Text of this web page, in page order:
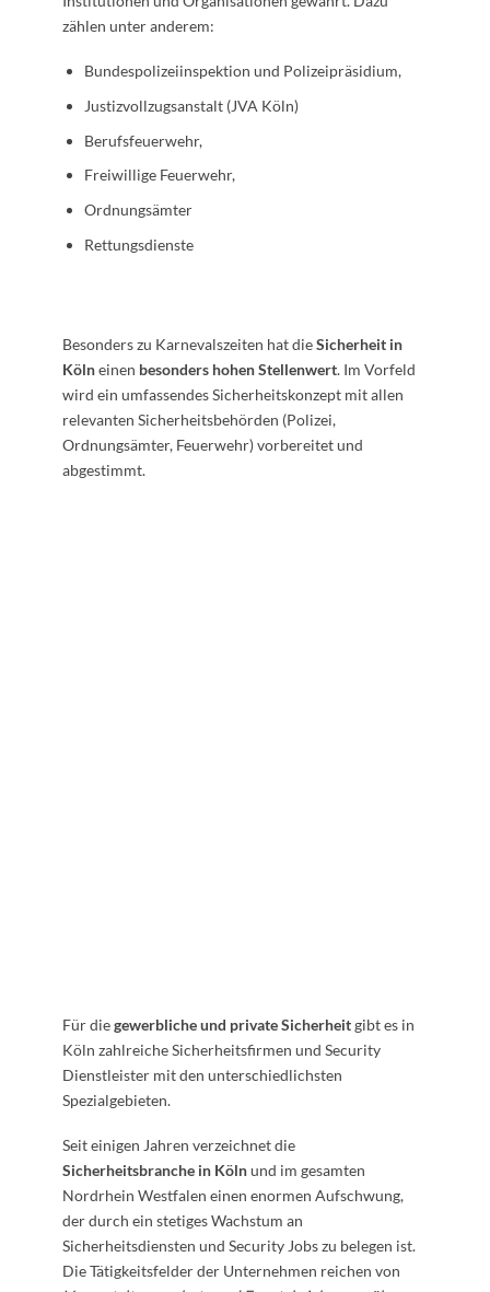
zählen unter anderem:
Bundespolizeiinspektion und Polizeipräsidium,
Justizvollzugsanstalt (JVA Köln)
Berufsfeuerwehr,
Freiwillige Feuerwehr,
Ordnungsämter
Rettungsdienste
Besonders zu Karnevalszeiten hat dieSicherheit in
Kölneinen besonders hohen Stellenwert. Im Vorfeld
wird ein umfassendes Sicherheitskonzept mit allen
relevanten Sicherheitsbehörden (Polizei,
Ordnungsämter, Feuerwehr) vorbereitet und
abgestimmt.
Für diegewerbliche und private Sicherheitgibt es in
Köln zahlreiche Sicherheitsfirmen und Security
Dienstleister mit den unterschiedlichsten
Spezialgebieten.
Seit einigen Jahren verzeichnet die
Sicherheitsbranche in Kölnund im gesamten
Nordrhein Westfalen einen enormen Aufschwung,
der durch ein stetiges Wachstum an
Sicherheitsdiensten und Security Jobs zu belegen ist.
Die Tätigkeitsfelder der Unternehmen reichen von